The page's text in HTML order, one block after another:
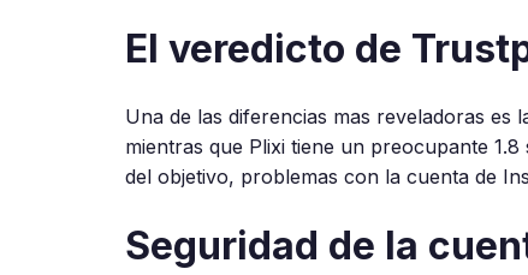
El veredicto de
Una de las diferencias mas reveladoras es
mientras que Plixi tiene un preocupante
del objetivo, problemas con la cuenta de
Seguridad de la